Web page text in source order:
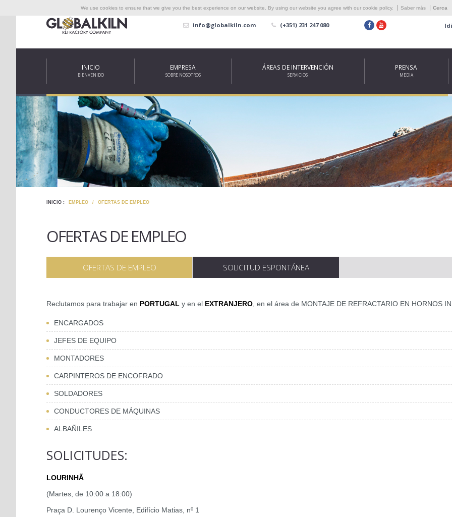
We use cookies to ensure that we give you the best experience on our website. By using our website you agree with our cookie policy. Saber más Cerca
info@globalkiln.com (+351) 231 247 080
INICIO
BIENVENIDO
EMPRESA
SOBRE NOSOTROS
ÁREAS DE INTERVENCIÓN
SERVICIOS
PRENSA
MEDIA
INICIO : EMPLEO / OFERTAS DE EMPLEO
OFERTAS DE EMPLEO
OFERTAS DE EMPLEO SOLICITUD ESPONTÁNEA
Reclutamos para trabajar en PORTUGAL y en el EXTRANJERO , en el área de MONTAJE DE REFRACTARIO EN HORNOS
ENCARGADOS
JEFES DE EQUIPO
MONTADORES
CARPINTEROS DE ENCOFRADO
SOLDADORES
CONDUCTORES DE MÁQUINAS
ALBAÑILES
SOLICITUDES:
LOURINHÃ
(Martes, de 10:00 a 18:00)
Praça D. Lourenço Vicente, Edifício Matias, nº 1